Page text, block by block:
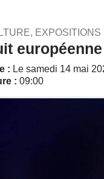
EXPOSITIONS
: Le samedi 14 mai
: 09:00